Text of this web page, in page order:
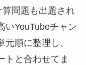
問題も出題され
いYouTubeチャン
順に整理し、
トと合わせてま